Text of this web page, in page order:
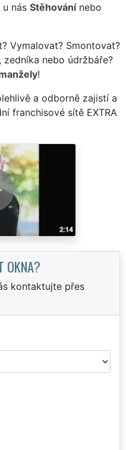
nás Stěhovánínebo
Vymalovat? Smontovat?
zedníka nebo údržbáře?
!
a odborně zajistí a
franchisové sítě EXTRA
OKNA?
kontaktujte přes